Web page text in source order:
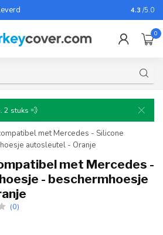
Voor
4.3 /5.0
0
2 stuks 💨
met Mercedes - Silicone
autosleutel - Oranje
met Mercedes -
- beschermhoesje
(0)